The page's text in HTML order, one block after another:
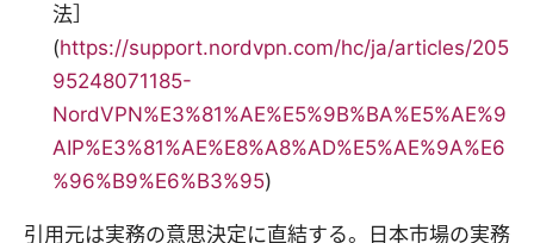
法］
(https://support.nordvpn.com/hc/ja/articles/205
95248071185-
NordVPN%E3%81%AE%E5%9B%BA%E5%AE%9
AIP%E3%81%AE%E8%A8%AD%E5%AE%9A%E6
%96%B9%E6%B3%95)
引用元は実務の意思決定に直結する。日本市場の実務